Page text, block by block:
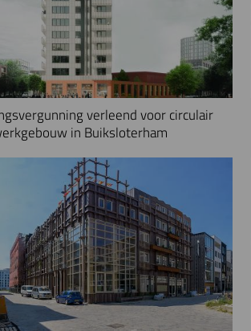
verleend voor circulair
in Buiksloterham